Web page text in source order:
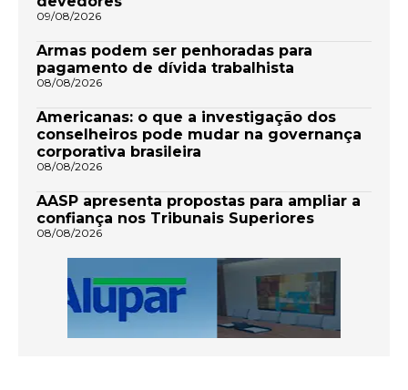
09/08/2026
Armas podem ser penhoradas para
pagamento de dívida trabalhista
08/08/2026
Americanas: o que a investigação dos
conselheiros pode mudar na governança
corporativa brasileira
08/08/2026
AASP apresenta propostas para ampliar a
confiança nos Tribunais Superiores
08/08/2026